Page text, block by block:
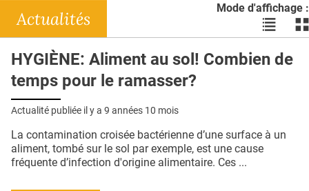
DOSSIERS
RÉSEAUX
E-REVUE SAD
THÉMA
QUI SOMMES-NOUS ?
Mode d'affichage :
Voir
les
en
les
Actualités
HYGIÈNE: Aliment au sol! Combien de
temps pour le ramasser?
Actualité publiée il y a 9 années 10 mois
La contamination croisée bactérienne d’une surface à un
aliment, tombé sur le sol par exemple, est une cause
fréquente d’infection d'origine alimentaire. Ces ...